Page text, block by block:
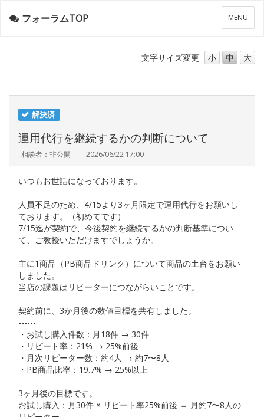
メ
ニ
ー
MENU
フォーラムTOP
文字サイズ変更 小 中 大
解決済
運用代行を継続するかの判断について
相談者：非公開 2026/06/22 17:00
いつもお世話になっております。
人員不足のため、4/15より3ヶ月限定で運用代行をお願いし
ております。（初めてです）
7/15迄が契約で、今後契約を継続するかの判断基準につい
て、ご教授いただけますでしょうか。
主に1商品（PB商品ドリンク）について商品の土台をお願い
しました。
当店の課題はリピーターにつながらいことです。
契約前に、3か月後の数値目標を共有しました。
------
・お試し購入件数：月18件 → 30件
・リピート率：21% → 25%前後
・月次リピーター数：約4人 → 約7〜8人
・PB商品比率：19.7% → 25%以上
3ヶ月後の目標です。
お試し購入：月30件 × リピート率25%前後 ＝ 月約7〜8人の